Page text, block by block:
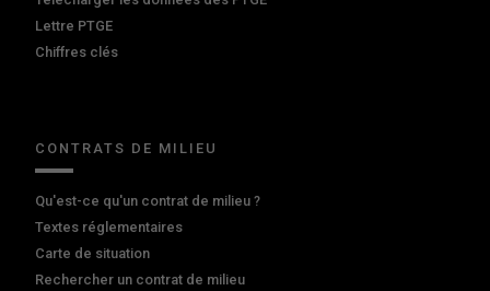
Lettre PTGE
Chiffres clés
CONTRATS DE MILIEU
Qu'est-ce qu'un contrat de milieu ?
Textes réglementaires
Carte de situation
Rechercher un contrat de milieu